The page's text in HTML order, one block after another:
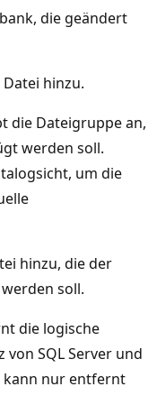
die geändert
Datei hinzu.
die Dateigruppe an,
werden soll.
um die
hinzu, die der
soll.
die logische
SQL Server und
kann nur entfernt